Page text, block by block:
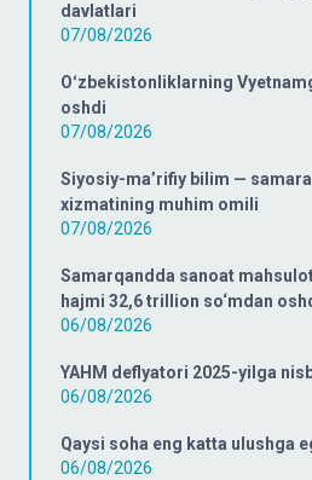
davlatlari
07/08/2026
Oʻzbekistonliklarning
oshdi
07/08/2026
Siyosiy-ma’rifiy bilim —
xizmatining muhim omili
07/08/2026
Samarqandda sanoat
hajmi 32,6 trillion so‘mdan
06/08/2026
YAHM deflyatori 2025-yilga
06/08/2026
Qaysi soha eng katta ulushga
06/08/2026